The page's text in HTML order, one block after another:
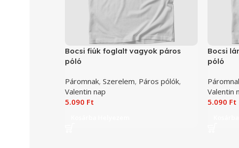
Bocsi fiúk foglalt vagyok páros
póló
Páromnak, Szerelem, Páros pólók,
Valentin nap
5.090 Ft
Bocsi
póló
Valentin
5.090 Ft